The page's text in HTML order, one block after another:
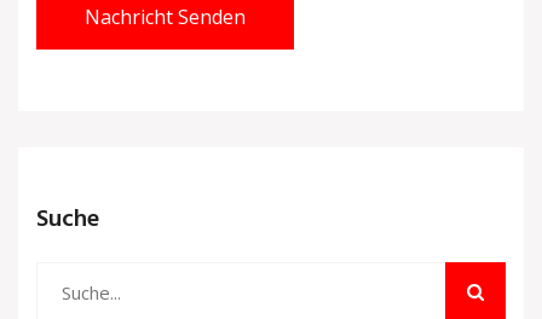
Nachricht Senden
Suche